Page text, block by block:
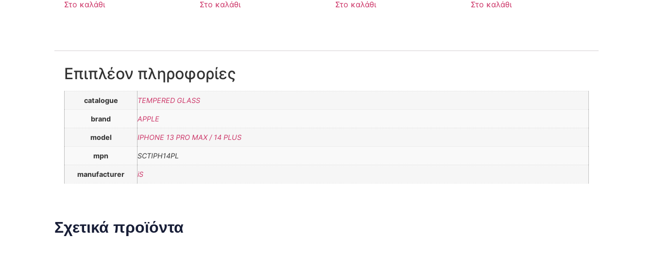
Στο καλάθι Στο καλάθι Στο καλάθι Στο καλάθι
Επιπλέον πληροφορίες
catalogue TEMPERED GLASS
brand APPLE
model IPHONE 13 PRO MAX / 14 PLUS
mpn SCTIPH14PL
manufacturer iS
Σχετικά προϊόντα